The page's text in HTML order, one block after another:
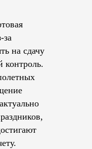
за
на сдачу
контроль.